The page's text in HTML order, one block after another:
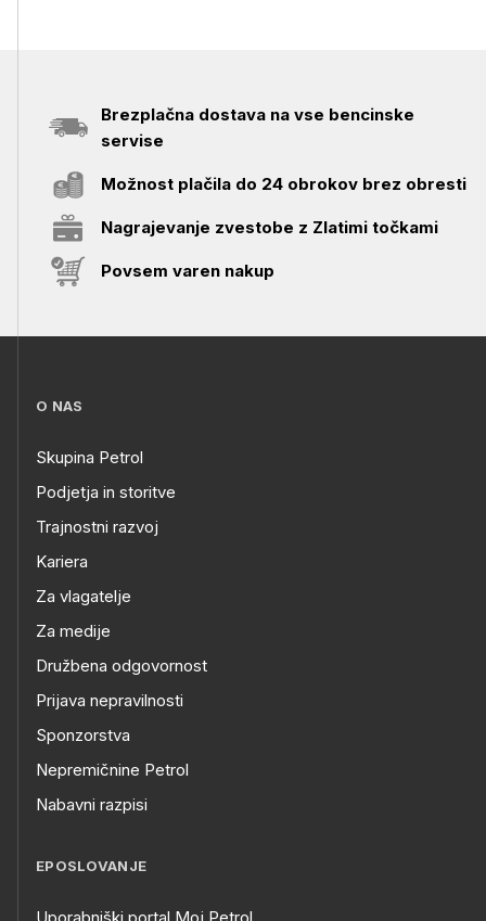
Brezplačna dostava na vse bencinske
servise
Možnost plačila do 24 obrokov brez obresti
Nagrajevanje zvestobe z Zlatimi točkami
Povsem varen nakup
O NAS
Skupina Petrol
Podjetja in storitve
Trajnostni razvoj
Kariera
Za vlagatelje
Za medije
Družbena odgovornost
Prijava nepravilnosti
Sponzorstva
Nepremičnine Petrol
Nabavni razpisi
EPOSLOVANJE